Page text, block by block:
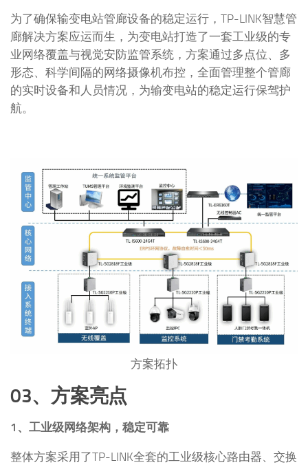
为了确保输变电站管廊设备的稳定运行，TP-LINK智慧管
廊解决方案应运而生，为变电站打造了一套工业级的专
业网络覆盖与视觉安防监管系统，方案通过多点位、多
形态、科学间隔的网络摄像机布控，全面管理整个管廊
的实时设备和人员情况，为输变电站的稳定运行保驾护
航。
方案拓扑
03、方案亮点
1、工业级网络架构，稳定可靠
整体方案采用了TP-LINK全套的工业级核心路由器、交换